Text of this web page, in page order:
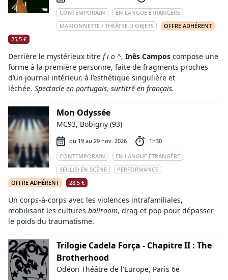
CONTEMPORAIN
EN LANGUE ÉTRANGÈRE
MARIONNETTE / THÉÂTRE D'OBJETS
OFFRE ADHÉRENT
25,5 €
Derrière le mystérieux titre f i o ^, Inês Campos compose une
forme à la première personne, faite de fragments proches
d’un journal intérieur, à l’esthétique singulière et
léchée. Spectacle en portugais, surtitré en français.
Mon Odyssée
MC93, Bobigny (93)
du 19 au 29 nov. 2026
1h30
CONTEMPORAIN
EN LANGUE ÉTRANGÈRE
SEUL(E) EN SCÈNE
PERFORMANCE
OFFRE ADHÉRENT
28,5 €
Un corps-à-corps avec les violences intrafamiliales,
mobilisant les cultures ballroom, drag et pop pour dépasser
le poids du traumatisme.
Trilogie Cadela Força - Chapitre II : The
Brotherhood
Odéon Théâtre de l'Europe, Paris 6e